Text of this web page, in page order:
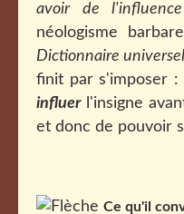
avoir de
néologisme
Dictionnaire
finit par s'imposer :
influerl'insigne
et donc de pouvoir
Ce qu'il